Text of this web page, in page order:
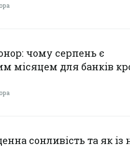
чому серпень є
місяцем для банків
сонливість та як із